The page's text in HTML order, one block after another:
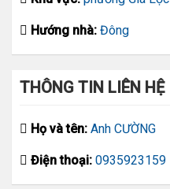
Hướng nhà: Đông
THÔNG TIN LIÊN HỆ
Họ và tên: Anh CƯỜNG
Điện thoại: 0935923159